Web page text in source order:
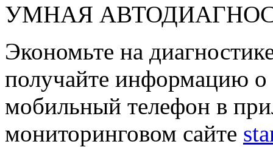
УМНАЯ
Экономьте на
получайте информацию о
мобильный телефон в
мониторинговом сайте